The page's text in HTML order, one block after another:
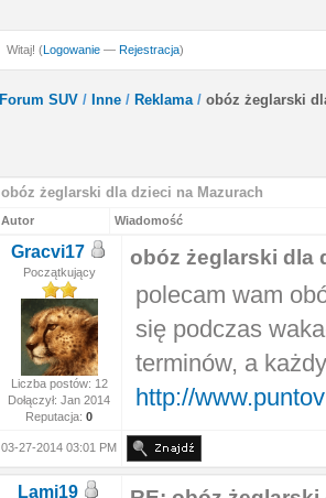
Witaj! (Logowanie — Rejestracja)
Forum SUV / Inne / Reklama / obóz żeglarski
obóz żeglarski dla dzieci na Mazurach
Autor Wiadomość
Gracvi17
Początkujący
Liczba postów: 12
Dołączył: Jan 2014
Reputacja: 0
obóz żeglarski dla
polecam wam
się podczas
terminów, a
http://
03-27-2014 03:01 PM
Lami19